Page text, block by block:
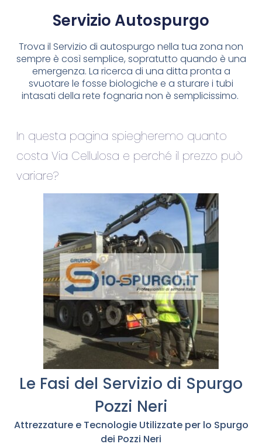
Servizio Autospurgo
Trova il Servizio di autospurgo nella tua zona non
sempre è così semplice, sopratutto quando è una
emergenza. La ricerca di una ditta pronta a
svuotare le fosse biologiche e a sturare i tubi
intasati della rete fognaria non è semplicissimo.
In questa pagina spiegheremo quanto
costa Via Cellulosa e perché il prezzo può
variare?
Le Fasi del Servizio di Spurgo
Pozzi Neri
Attrezzature e Tecnologie Utilizzate per lo Spurgo
dei Pozzi Neri